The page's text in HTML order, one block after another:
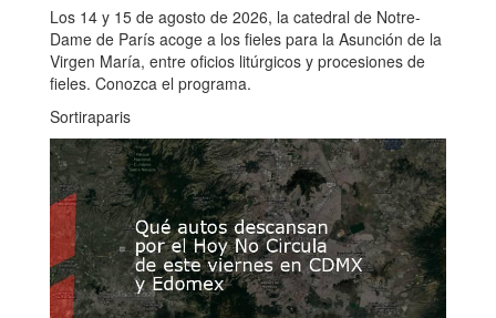
Los 14 y 15 de agosto de 2026, la catedral de Notre-
Dame de París acoge a los fieles para la Asunción de la
Virgen María, entre oficios litúrgicos y procesiones de
fieles. Conozca el programa.
Sortiraparis